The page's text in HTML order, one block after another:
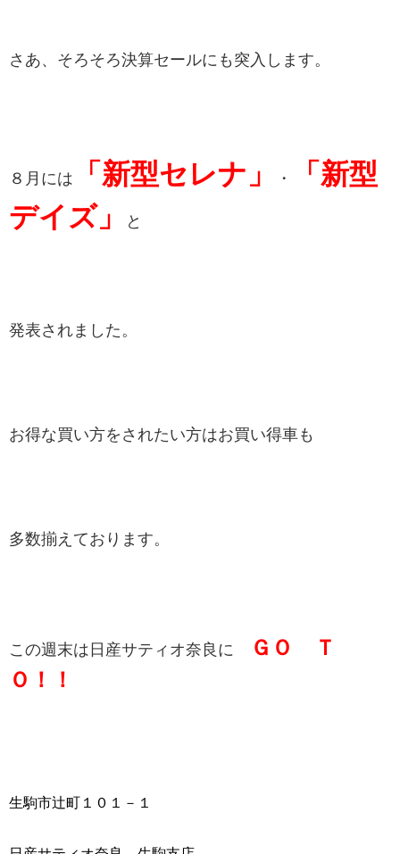
さあ、そろそろ決算セールにも突入します。
８月には 「 新型セレナ 」 ・ 「 新型
デイズ」
と
発表されました。
お得な買い方をされたい方はお買い得車も
多数揃えております。
この週末は日産サティオ奈良に
ＧＯ Ｔ
Ｏ！！
生駒市辻町１０１－１